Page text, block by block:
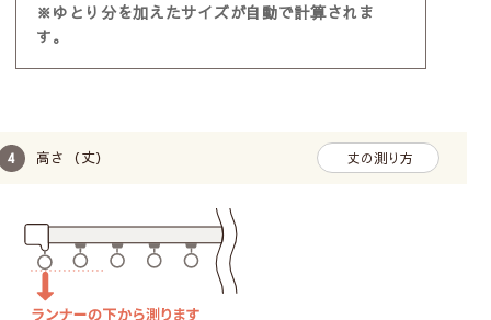
※ゆとり分を加えたサイズが自動で計算されま
す。
高さ（丈） 丈の測り方